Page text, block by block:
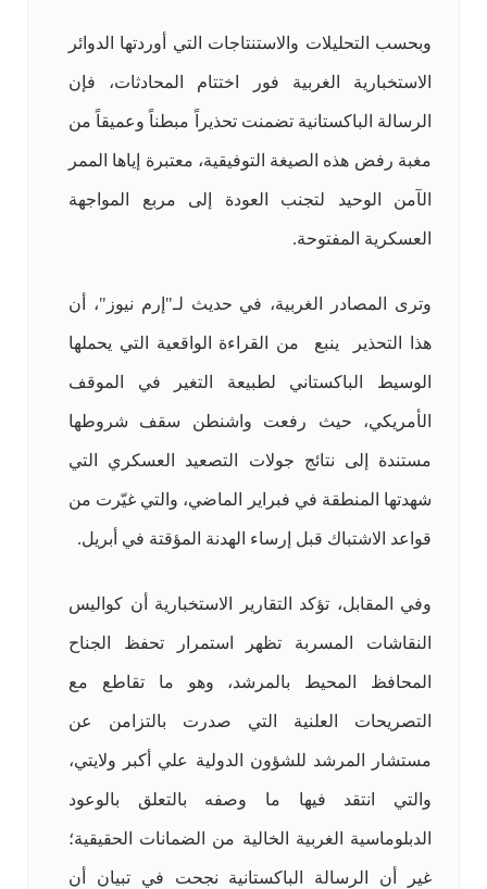
وبحسب التحليلات والاستنتاجات التي أوردتها الدوائر
الاستخبارية الغربية فور اختتام المحادثات، فإن
الرسالة الباكستانية تضمنت تحذيراً مبطناً وعميقاً من
مغبة رفض هذه الصيغة التوفيقية، معتبرة إياها الممر
الآمن الوحيد لتجنب العودة إلى مربع المواجهة
العسكرية المفتوحة.
وترى المصادر الغربية، في حديث لـ"إرم نيوز"، أن
هذا التحذير ينبع من القراءة الواقعية التي يحملها
الوسيط الباكستاني لطبيعة التغير في الموقف
الأمريكي، حيث رفعت واشنطن سقف شروطها
مستندة إلى نتائج جولات التصعيد العسكري التي
شهدتها المنطقة في فبراير الماضي، والتي غيّرت من
قواعد الاشتباك قبل إرساء الهدنة المؤقتة في أبريل.
وفي المقابل، تؤكد التقارير الاستخبارية أن كواليس
النقاشات المسربة تظهر استمرار تحفظ الجناح
المحافظ المحيط بالمرشد، وهو ما تقاطع مع
التصريحات العلنية التي صدرت بالتزامن عن
مستشار المرشد للشؤون الدولية علي أكبر ولايتي،
والتي انتقد فيها ما وصفه بالتعلق بالوعود
الدبلوماسية الغربية الخالية من الضمانات الحقيقية؛
غير أن الرسالة الباكستانية نجحت في تبيان أن